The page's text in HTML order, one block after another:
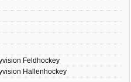
Feldhockey
Hallenhockey